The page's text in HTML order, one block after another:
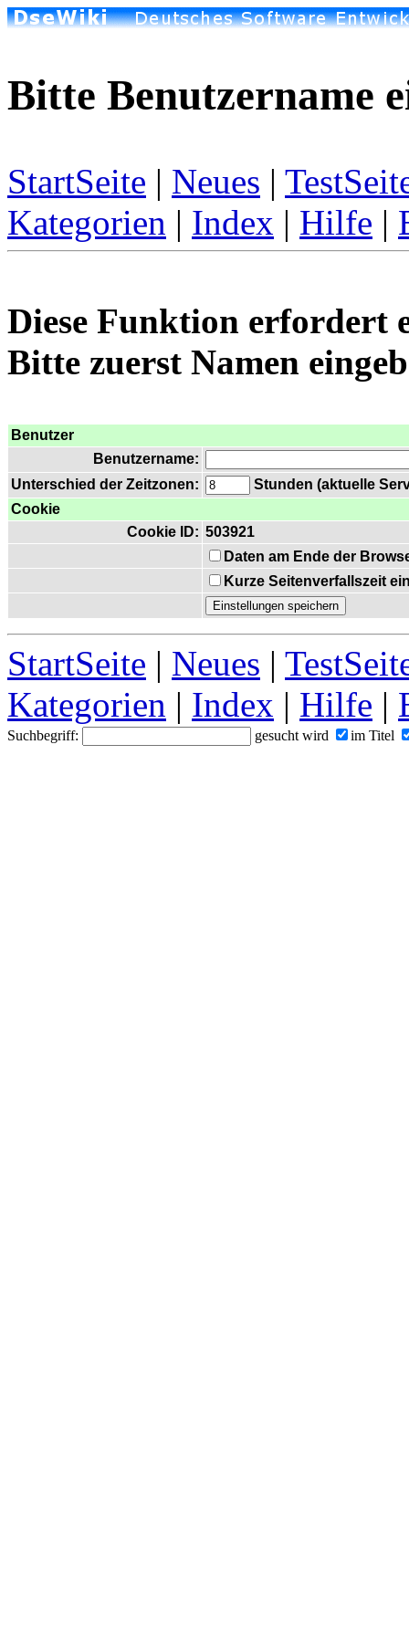
Bitte Benutzername
StartSeite | Neues |
Kategorien | Index | Hilfe |
Diese Funktion erfordert
Bitte zuerst Namen
Benutzer
Benutzername:
Unterschied der Zeitzonen:
Stunden (aktuelle
Cookie
Cookie ID: 503921
Daten am Ende der
Kurze Seitenverfallszeit
StartSeite | Neues |
Kategorien | Index | Hilfe |
Suchbegriff: gesucht wird im Titel